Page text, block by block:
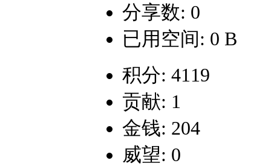
分享数: 0
已用空间: 0 B
积分: 4119
贡献: 1
金钱: 204
威望: 0